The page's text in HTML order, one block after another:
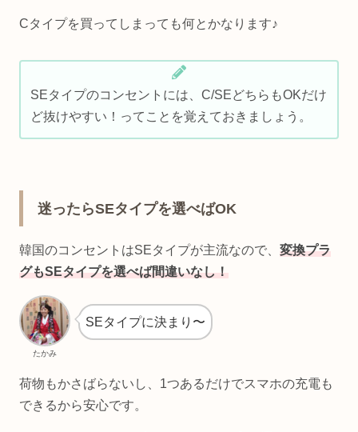
Cタイプを買ってしまっても何とかなります♪
SEタイプのコンセントには、C/SEどちらもOKだけ
ど抜けやすい！ってことを覚えておきましょう。
迷ったらSEタイプを選べばOK
韓国のコンセントはSEタイプが主流なので、 変換プラ
グもSEタイプを選べば間違いなし！
たかみ
SEタイプに決まり〜
荷物もかさばらないし、1つあるだけでスマホの充電も
できるから安心です。